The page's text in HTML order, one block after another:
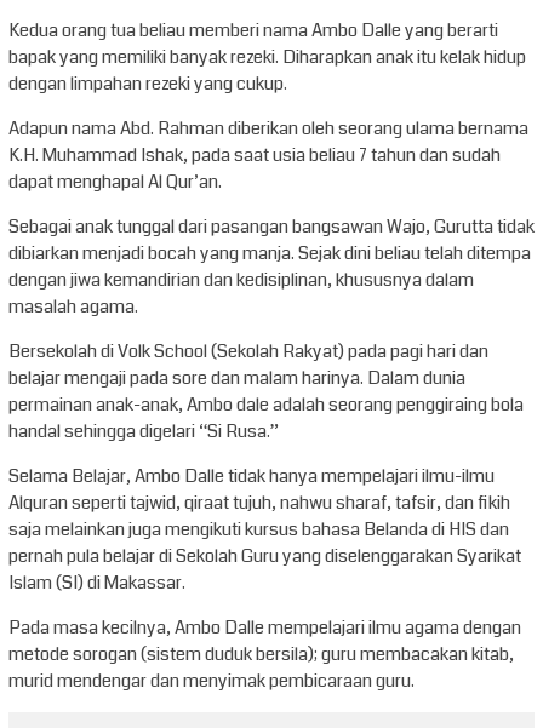
Kedua orang tua beliau memberi nama Ambo Dalle yang berarti
bapak yang memiliki banyak rezeki. Diharapkan anak itu kelak hidup
dengan limpahan rezeki yang cukup.
Adapun nama Abd. Rahman diberikan oleh seorang ulama bernama
K.H. Muhammad Ishak, pada saat usia beliau 7 tahun dan sudah
dapat menghapal Al Qur’an.
Sebagai anak tunggal dari pasangan bangsawan Wajo, Gurutta tidak
dibiarkan menjadi bocah yang manja. Sejak dini beliau telah ditempa
dengan jiwa kemandirian dan kedisiplinan, khususnya dalam
masalah agama.
Bersekolah di Volk School (Sekolah Rakyat) pada pagi hari dan
belajar mengaji pada sore dan malam harinya. Dalam dunia
permainan anak-anak, Ambo dale adalah seorang penggiraing bola
handal sehingga digelari “Si Rusa.”
Selama Belajar, Ambo Dalle tidak hanya mempelajari ilmu-ilmu
Alquran seperti tajwid, qiraat tujuh, nahwu sharaf, tafsir, dan fikih
saja melainkan juga mengikuti kursus bahasa Belanda di HIS dan
pernah pula belajar di Sekolah Guru yang diselenggarakan Syarikat
Islam (SI) di Makassar.
Pada masa kecilnya, Ambo Dalle mempelajari ilmu agama dengan
metode sorogan (sistem duduk bersila); guru membacakan kitab,
murid mendengar dan menyimak pembicaraan guru.